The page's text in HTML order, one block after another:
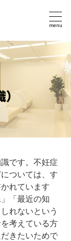
）
です。不妊症
ついては、す
れています
「最近の知
れないという
考えている方
きたいためで